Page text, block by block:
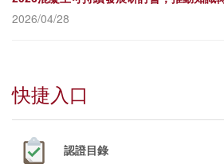
2026/04/28
快捷入口
認證目錄